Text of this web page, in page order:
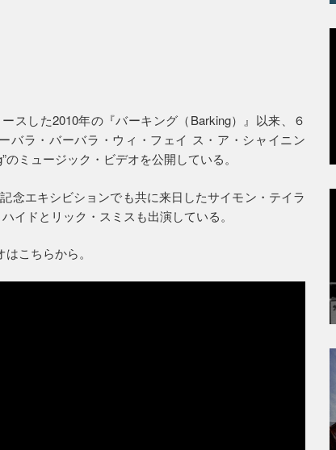
スした2010年の『バーキング（Barking）』以来、６
バラ・バーバラ・ウィ・フェイ ス・ア・シャイニン
ミュージック・ビデオを公開している。
念エキシビションでも共に来日したサイモン・テイラ
イドとリック・スミスも出演している。
こちらから。